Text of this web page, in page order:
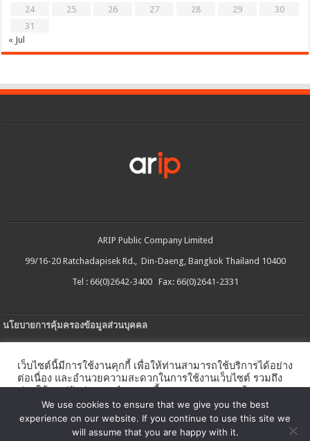
24
25 26 27 28 29
30
31
« Jul
ARIP Public Company Limited
99/16-20 Ratchadapisek Rd., Din-Daeng, Bangkok Thailand 10400
Tel : 66(0)2642-3400 Fax: 66(0)2641-2331
นโยบายการคุ้มครองข้อมูลส่วนบุคคล
นโยบายการใช้คกกี้
นโยบายความปลอดภัยของข้อมูลสารสนเทศ
เว็บไซต์นี้มีการใช้งานคุกกี้ เพื่อให้ท่านสามารถใช้บริการได้อย่าง
ต่อเนื่อง และอำนวยความสะดวกในการใช้งานเว็บไซต์ รวมถึง
ช่วยให้เราปรับปรุงการนำเสนอเนื้อหาตรงตามความต้องการ
ของท่าน โดยสามารถศึกษารายละเอียดเพิ่มเติมได้ใน นโยบาย
คุกกี้
We use cookies to ensure that we give you the best
experience on our website. If you continue to use this site we
will assume that you are happy with it.